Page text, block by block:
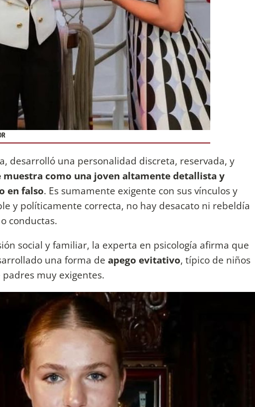
desarrolló una personalidad discreta, reservada, y
muestra como una joven altamente detallista y
en falso. Es sumamente exigente con sus vínculos y
y políticamente correcta, no hay desacato ni rebeldía
conductas.
social y familiar, la experta en psicología afirma que
una forma de apego evitativo, típico de niños
muy exigentes.